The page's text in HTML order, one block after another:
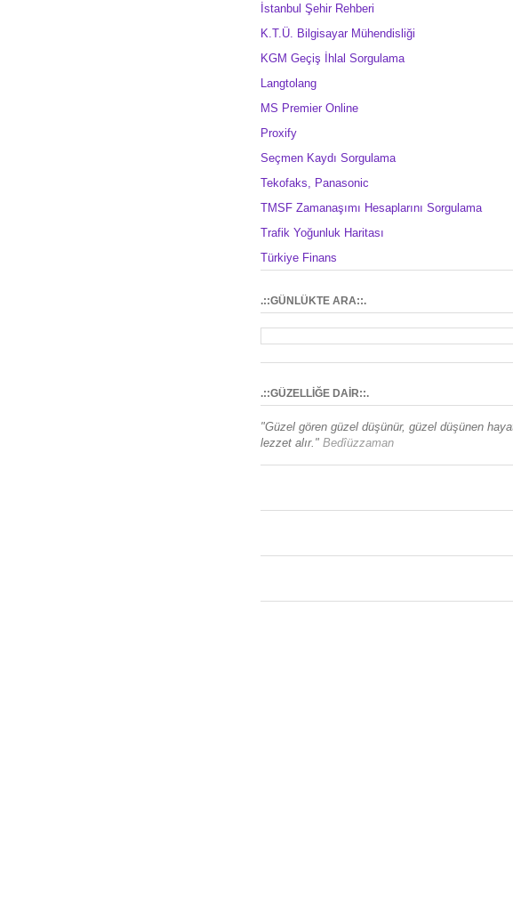
İstanbul Şehir Rehberi
K.T.Ü. Bilgisayar Mühendisliği
KGM Geçiş İhlal Sorgulama
Langtolang
MS Premier Online
Proxify
Seçmen Kaydı Sorgulama
Tekofaks, Panasonic
TMSF Zamanaşımı Hesaplarını Sorgulama
Trafik Yoğunluk Haritası
Türkiye Finans
.::GÜNLÜKTE ARA::.
.::GÜZELLİĞE DAİR::.
"Güzel gören güzel düşünür, güzel düşünen
lezzet alır." Bedîüzzaman